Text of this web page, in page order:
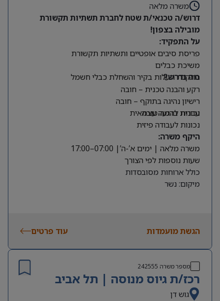
מיקום: קדימה צורן
משרה מלאה
דרוש/ה טכנאי/ת שטח לחברת תשתיות תקשורת
מובילה בצפון!
על התפקיד:
פריסת סיבים אופטיים ותשתיות תקשורת
משיכת כבלים
התקנת תעלות בקיר והשחלת כבלי חשמל
מה נדרש?
רקע והבנה טכנית – חובה
רישיון נהיגה בתוקף – חובה
עברית ברמה טובה
נכונות להגעה עצמאית
נכונות לעבודה פיזית
היקף משרה:
משרה מלאה | ימים א’-ה’| 07:00–17:00
שעות נוספות לפי הצורך
כולל ארוחות מסובסדות
מיקום: נשר
הגשת מועמדות עוד פרטים
מספר משרה 242555
רכז/ת גיוס מנוסה | תל אביב
גוש דן